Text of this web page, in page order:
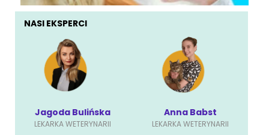
NASI EKSPERCI
Jagoda Bulińska
LEKARKA WETERYNARII
Anna Babst
LEKARKA WETERYNARII